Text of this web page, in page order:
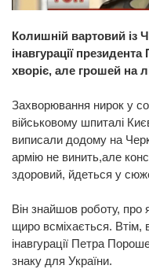
Колишній вартовий із
інавгурації
хворіє, але грошей на
Захворювання нирок у
військовому шпиталі
виписали додому на
армію не винить,але
здоровий, йдеться у
Він знайшов роботу, про
щиро всміхається. Втім,
інавгурації Петра
знаку для України.